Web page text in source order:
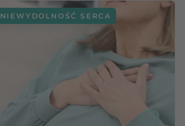
NIEWYDOLNOŚĆ SERCA